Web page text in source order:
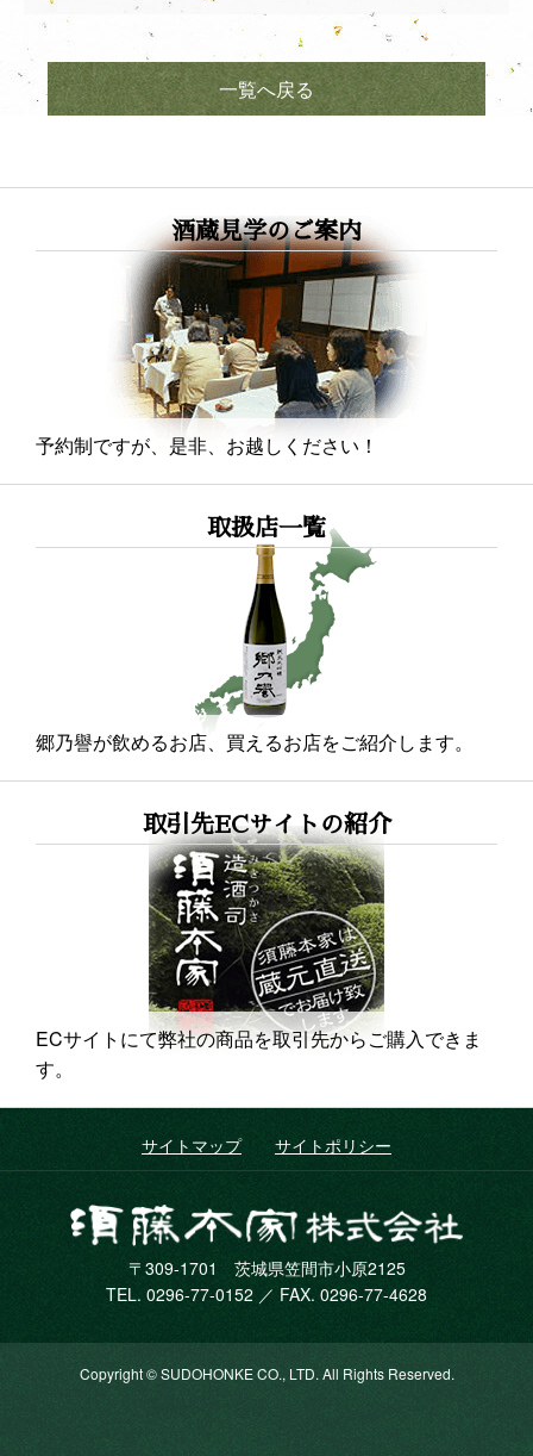
一覧へ戻る
酒蔵見学のご案内
予約制ですが、是非、お越しください！
取扱店一覧
郷乃譽が飲めるお店、買えるお店をご紹介します。
取引先ECサイトの紹介
ECサイトにて弊社の商品を取引先からご購入できま
す。
サイトマップ サイトポリシー
〒309-1701 茨城県笠間市小原2125
TEL. 0296-77-0152 ／ FAX. 0296-77-4628
Copyright © SUDOHONKE CO., LTD. All Rights Reserved.